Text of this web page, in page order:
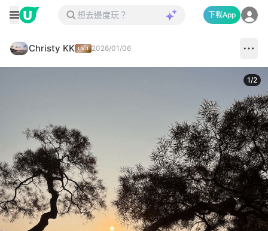
下載App
Christy KK 2026/01/06
1/2